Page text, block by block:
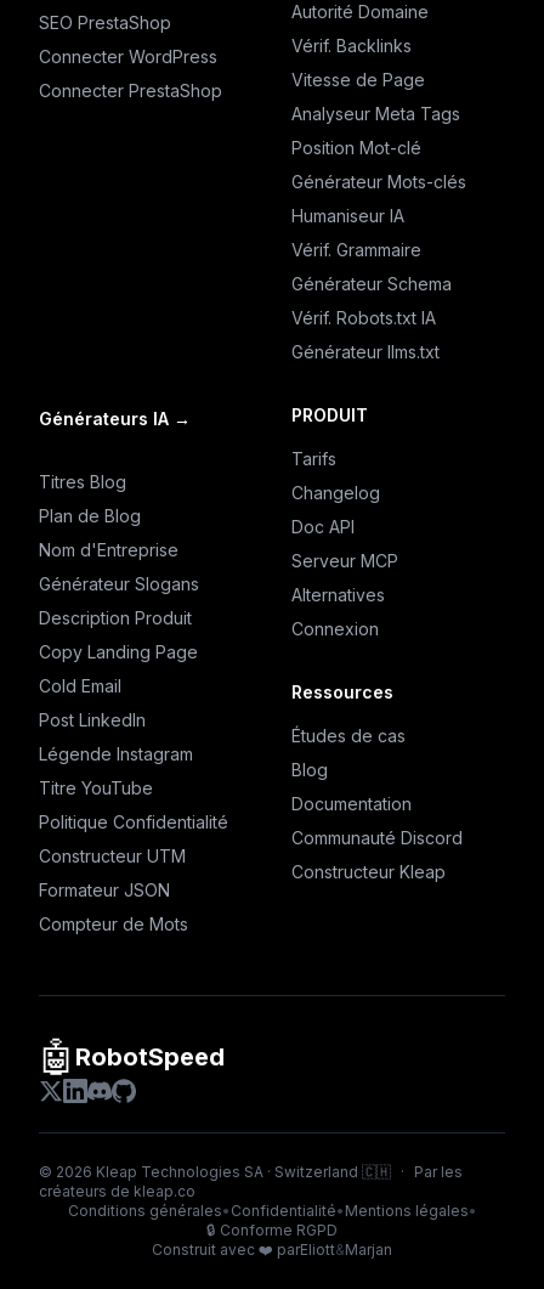
SEO PrestaShop
Connecter WordPress
Connecter PrestaShop
Autorité Domaine
Vérif. Backlinks
Vitesse de Page
Analyseur Meta Tags
Position Mot-clé
Générateur Mots-clés
Humaniseur IA
Vérif. Grammaire
Générateur Schema
Vérif. Robots.txt IA
Générateur llms.txt
Générateurs IA →
Titres Blog
Plan de Blog
Nom d'Entreprise
Générateur Slogans
Description Produit
Copy Landing Page
Cold Email
Post LinkedIn
Légende Instagram
Titre YouTube
Politique Confidentialité
Constructeur UTM
Formateur JSON
Compteur de Mots
PRODUIT
Tarifs
Changelog
Doc API
Serveur MCP
Alternatives
Connexion
Ressources
Études de cas
Blog
Documentation
Communauté Discord
Constructeur Kleap
🤖 RobotSpeed
© 2026 Kleap Technologies SA · Switzerland 🇨🇭 ·
Par les
créateurs de kleap.co
Conditions générales• Confidentialité• Mentions légales•
🔒 Conforme RGPD
Construit avec ❤️ parEliott&Marjan